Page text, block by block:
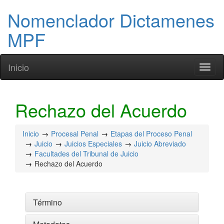
Nomenclador Dictamenes
MPF
Inicio
Rechazo del Acuerdo
Inicio Procesal Penal
Etapas del Proceso Penal
Juicio
Juicios Especiales
Juicio Abreviado
Facultades del Tribunal de Juicio
Rechazo del Acuerdo
Término